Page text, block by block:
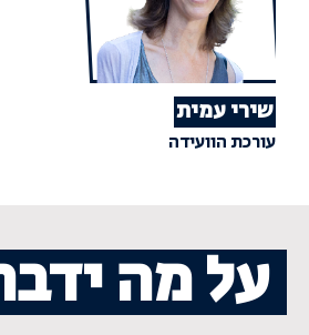
שירי עמית
עורכת הוועידה
על מה